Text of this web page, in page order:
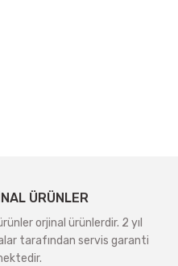
ÜRÜNLER
orjinal ürünlerdir. 2 yıl
tarafından servis garanti